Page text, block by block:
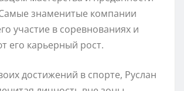
знаменитые компании
участие в соревнованиях и
его карьерный рост.
достижений в спорте, Руслан